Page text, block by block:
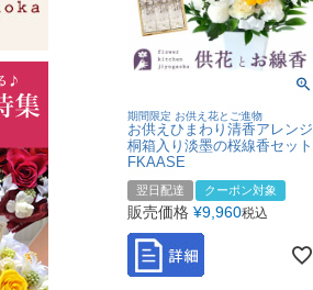
期間限定 お供え花とご進物
お供えひまわり清香アレンジ
桐箱入り淡墨の桜線香セット
FKAASE
翌日配達 クーポン対象
販売価格 ¥9,960税込